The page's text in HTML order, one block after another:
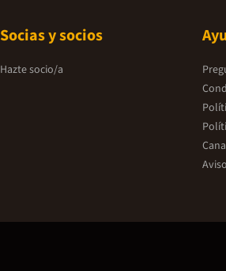
como un marco de referencia de la
intervención tanto educativa y
tipos de intervención, se
aspectos que el autor considera
significativos de cada uno de ellos.
último, la primera parte concluye
parte del libro está dedicada a la
de cuatro casos prácticos de
Socias y socios
Hazte socio/a